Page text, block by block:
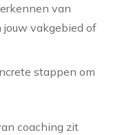
van
vakgebied of
stappen om
coaching zit